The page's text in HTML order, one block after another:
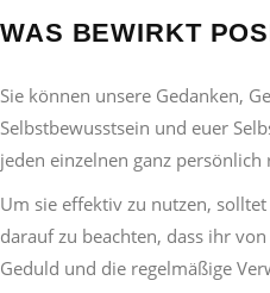
WAS BEWIRKT
Sie können unsere Gedanken,
Selbstbewusstsein und euer
jeden einzelnen ganz
Um sie effektiv zu nutzen,
darauf zu beachten, dass ihr
Geduld und die regelmäßige